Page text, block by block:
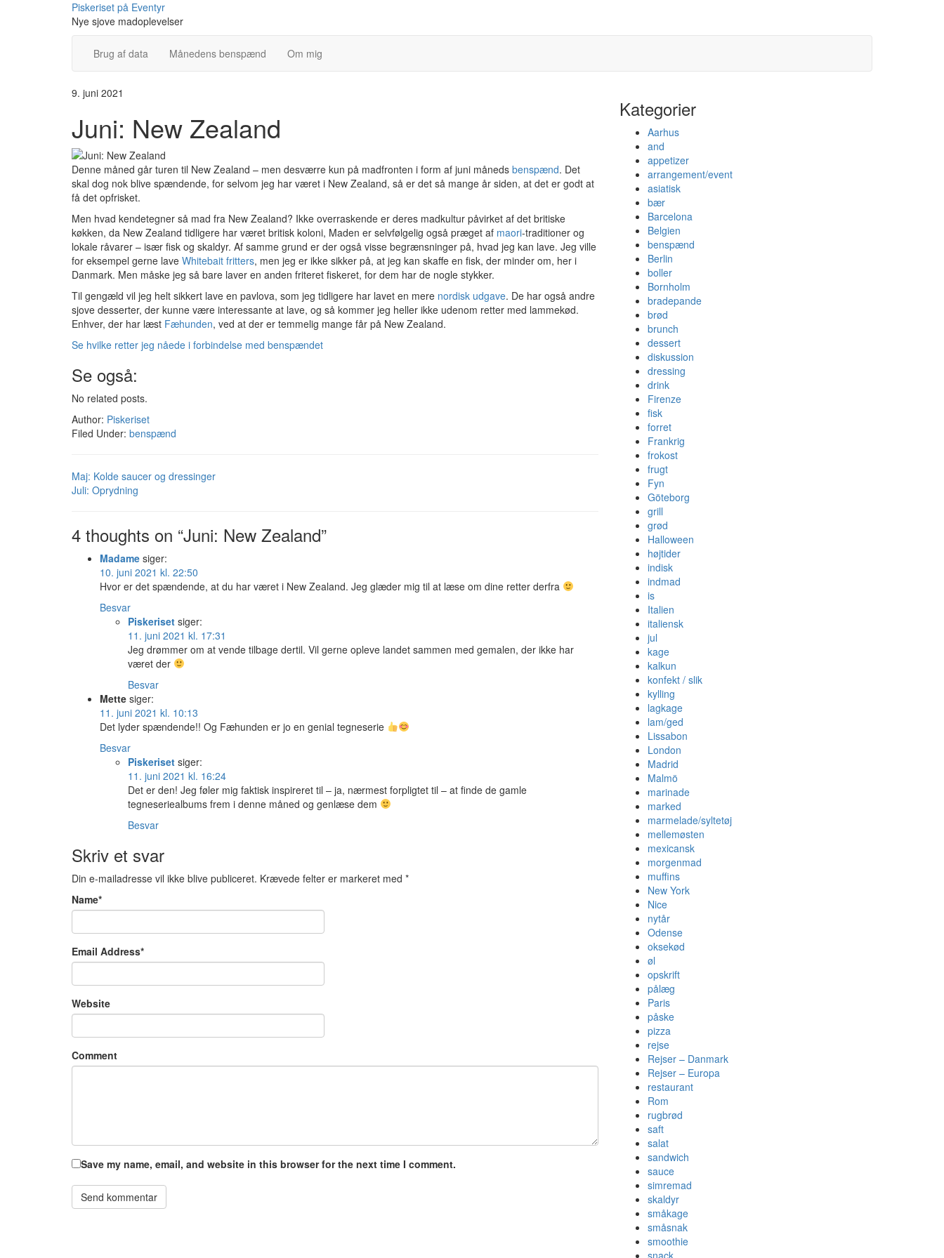
Piskeriset på Eventyr
Nye sjove madoplevelser
Brug af data Månedens benspænd Om mig
9. juni 2021
Juni: New Zealand
Denne måned går turen til New Zealand – men desværre kun på madfronten i form af juni måneds benspænd. Det
skal dog nok blive spændende, for selvom jeg har været i New Zealand, så er det så mange år siden, at det er godt at
få det opfrisket.
Men hvad kendetegner så mad fra New Zealand? Ikke overraskende er deres madkultur påvirket af det britiske
køkken, da New Zealand tidligere har været britisk koloni, Maden er selvfølgelig også præget af maori-traditioner og
lokale råvarer – især fisk og skaldyr. Af samme grund er der også visse begrænsninger på, hvad jeg kan lave. Jeg ville
for eksempel gerne lave Whitebait fritters, men jeg er ikke sikker på, at jeg kan skaffe en fisk, der minder om, her i
Danmark. Men måske jeg så bare laver en anden friteret fiskeret, for dem har de nogle stykker.
Til gengæld vil jeg helt sikkert lave en pavlova, som jeg tidligere har lavet en mere nordisk udgave. De har også andre
sjove desserter, der kunne være interessante at lave, og så kommer jeg heller ikke udenom retter med lammekød.
Enhver, der har læst Fæhunden, ved at der er temmelig mange får på New Zealand.
Se hvilke retter jeg nåede i forbindelse med benspændet
Se også:
No related posts.
Author: Piskeriset
Filed Under: benspænd
Maj: Kolde saucer og dressinger
Juli: Oprydning
4 thoughts on “Juni: New Zealand”
Madame siger:
10. juni 2021 kl. 22:50
Hvor er det spændende, at du har været i New Zealand. Jeg glæder mig til at læse om dine retter derfra
Besvar
Piskeriset siger:
11. juni 2021 kl. 17:31
Jeg drømmer om at vende tilbage dertil. Vil gerne opleve landet sammen med gemalen, der ikke har
været der
Besvar
Mette siger:
11. juni 2021 kl. 10:13
Det lyder spændende!! Og Fæhunden er jo en genial tegneserie
Besvar
Piskeriset siger:
11. juni 2021 kl. 16:24
Det er den! Jeg føler mig faktisk inspireret til – ja, nærmest forpligtet til – at finde de gamle
tegneseriealbums frem i denne måned og genlæse dem
Besvar
Skriv et svar
Din e-mailadresse vil ikke blive publiceret. Krævede felter er markeret med *
Name*
Email Address*
Website
Comment
Save my name, email, and website in this browser for the next time I comment.
Kategorier
Aarhus
and
appetizer
arrangement/event
asiatisk
bær
Barcelona
Belgien
benspænd
Berlin
boller
Bornholm
bradepande
brød
brunch
dessert
diskussion
dressing
drink
Firenze
fisk
forret
Frankrig
frokost
frugt
Fyn
Göteborg
grill
grød
Halloween
højtider
indisk
indmad
is
Italien
italiensk
jul
kage
kalkun
konfekt / slik
kylling
lagkage
lam/ged
Lissabon
London
Madrid
Malmö
marinade
marked
marmelade/syltetøj
mellemøsten
mexicansk
morgenmad
muffins
New York
Nice
nytår
Odense
oksekød
øl
opskrift
pålæg
Paris
påske
pizza
rejse
Rejser – Danmark
Rejser – Europa
restaurant
Rom
rugbrød
saft
salat
sandwich
sauce
simremad
skaldyr
småkage
småsnak
smoothie
snack